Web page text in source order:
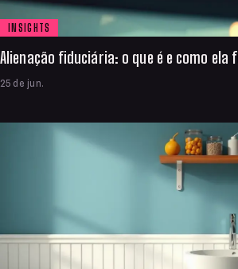
INSIGHTS
Alienação fiduciária: o que é e como ela
25 de jun.